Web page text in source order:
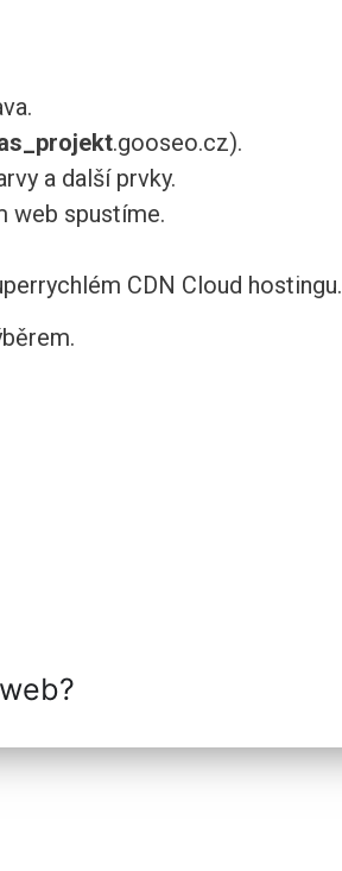
.gooseo.cz).
a další prvky.
web spustíme.
CDN Cloud hostingu.